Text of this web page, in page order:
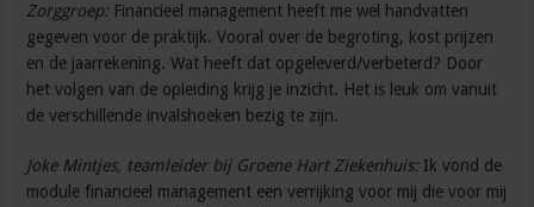
Zorggroep: Financieel management heeft me wel handvatten
gegeven voor de praktijk. Vooral over de begroting, kost prijzen
en de jaarrekening. Wat heeft dat opgeleverd/verbeterd? Door
het volgen van de opleiding krijg je inzicht. Het is leuk om vanuit
de verschillende invalshoeken bezig te zijn.
Joke Mintjes, teamleider bij Groene Hart Ziekenhuis: Ik vond de
module financieel management een verrijking voor mij die voor mij